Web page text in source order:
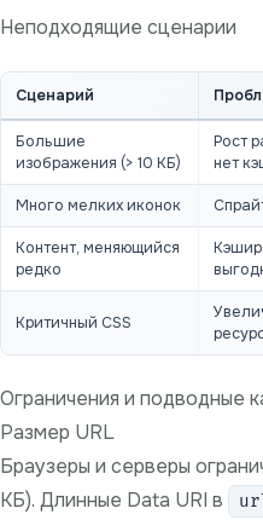
Неподходящие сценарии
Сценарий
Большие
изображения (> 10 КБ)
Рост
нет
Много мелких иконок
Контент, меняющийся
редко
Критичный CSS
Ограничения и подводные
Размер URL
Браузеры и серверы
КБ). Длинные Data URI в